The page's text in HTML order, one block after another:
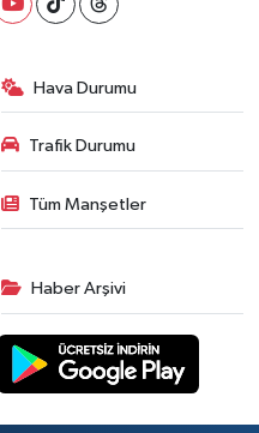
Hava Durumu
Trafik Durumu
Tüm Manşetler
Haber Arşivi